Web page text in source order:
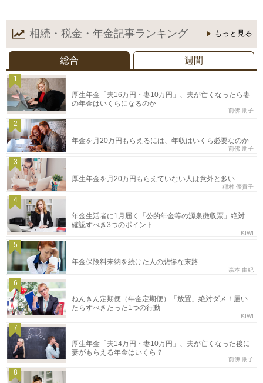
相続・税金・年金記事ランキング もっと見る
総合 週間
1
厚生年金「夫16万円・妻10万円」、夫が亡くなったら妻
の年金はいくらになるのか
前佛 朋子
2
年金を月20万円もらえるには、年収はいくら必要なのか
前佛 朋子
3
厚生年金を月20万円もらえていない人は意外と多い
稲村 優貴子
4
年金生活者に1月届く「公的年金等の源泉徴収票」絶対
確認すべき3つのポイント
KIWI
5
年金保険料未納を続けた人の悲惨な末路
森本 由紀
6
ねんきん定期便（年金定期便）「放置」絶対ダメ！届い
たらすべきたった1つの行動
KIWI
7
厚生年金「夫14万円・妻10万円」、夫が亡くなった後に
妻がもらえる年金はいくら？
前佛 朋子
8